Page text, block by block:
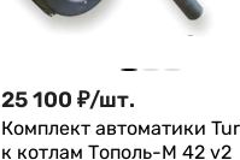
25 100 ₽/шт.
Комплект автоматики
к котлам Тополь-М 42 v2